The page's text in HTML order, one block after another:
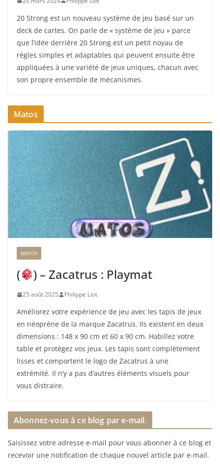
20 Strong est un nouveau système de jeu basé sur un
deck de cartes. On parle de « système de jeu » parce
que l’idée derrière 20 Strong est un petit noyau de
règles simples et adaptables qui peuvent ensuite être
appliquées à une variété de jeux uniques, chacun avec
son propre ensemble de mécanismes.
Matos
MATOS
( ) – Zacatrus : Playmat
25 août 2025 Philippe Liot
Améliorez votre expérience de jeu avec les tapis de jeux
en néoprène de la marque Zacatrus. Ils existent en deux
dimensions : 148 x 90 cm et 60 x 90 cm. Habillez votre
table et protégez vos jeux. Les tapis sont complètement
lisses et comportent le logo de Zacatrus à une
extrémité. Il n’y a pas d’autres éléments visuels pour
vous distraire.
Abonnez-vous à ce blog par e-mail.
Saisissez votre adresse e-mail pour vous abonner à ce blog et
recevoir une notification de chaque nouvel article par e-mail.